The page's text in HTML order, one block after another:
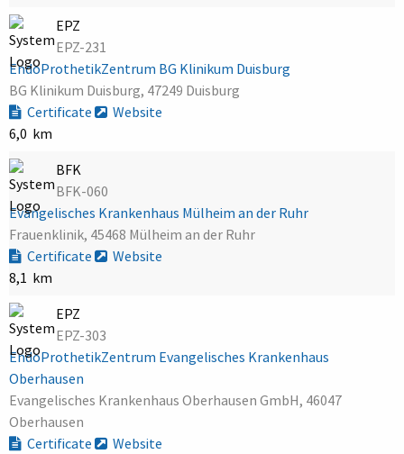
EPZ
EPZ-231
EndoProthetikZentrum BG Klinikum Duisburg
BG Klinikum Duisburg, 47249 Duisburg
Certificate
Website
6,0 km
BFK
BFK-060
Evangelisches Krankenhaus Mülheim an der Ruhr
Frauenklinik, 45468 Mülheim an der Ruhr
Certificate
Website
8,1 km
EPZ
EPZ-303
EndoProthetikZentrum Evangelisches Krankenhaus
Oberhausen
Evangelisches Krankenhaus Oberhausen GmbH, 46047
Oberhausen
Certificate
Website